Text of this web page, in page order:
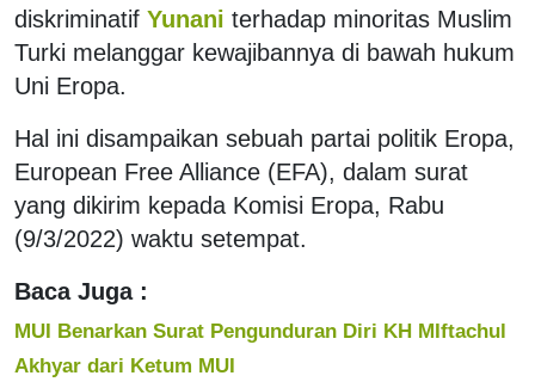
diskriminatif Yunani terhadap minoritas Muslim
Turki melanggar kewajibannya di bawah hukum
Uni Eropa.
Hal ini disampaikan sebuah partai politik Eropa,
European Free Alliance (EFA), dalam surat
yang dikirim kepada Komisi Eropa, Rabu
(9/3/2022) waktu setempat.
Baca Juga :
MUI Benarkan Surat Pengunduran Diri KH MIftachul
Akhyar dari Ketum MUI